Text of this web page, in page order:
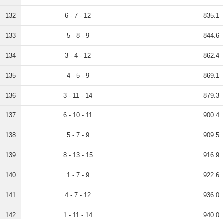
132 6 - 7 - 12 835.1
133 5 - 8 - 9 844.6
134 3 - 4 - 12 862.4
135 4 - 5 - 9 869.1
136 3 - 11 - 14 879.3
137 6 - 10 - 11 900.4
138 5 - 7 - 9 909.5
139 8 - 13 - 15 916.9
140 1 - 7 - 9 922.6
141 4 - 7 - 12 936.0
142 1 - 11 - 14 940.0